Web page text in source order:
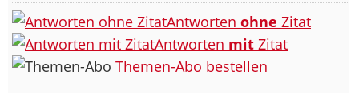
Antworten ohne Zitat
Antworten mit Zitat
Themen-Abo bestellen